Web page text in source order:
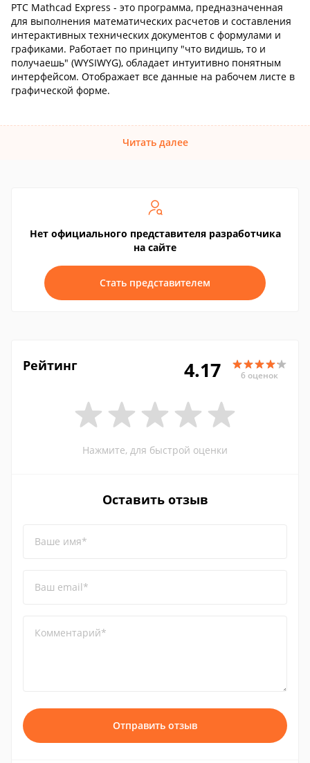
PTC Mathcad Express - это программа, предназначенная
для выполнения математических расчетов и составления
интерактивных технических документов с формулами и
графиками. Работает по принципу "что видишь, то и
получаешь" (WYSIWYG), обладает интуитивно понятным
интерфейсом. Отображает все данные на рабочем листе в
графической форме.
Читать далее
Нет официального представителя разработчика
на сайте
Стать представителем
Рейтинг 4.17 6 оценок
Нажмите, для быстрой оценки
Оставить отзыв
Ваше имя*
Ваш email*
Комментарий*
Отправить отзыв